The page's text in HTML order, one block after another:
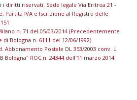
diritti riservati. Sede legale Via Eritrea 21 -
Partita IVA e Iscrizione al Registro delle
n. 71 del 05/03/2014 (Precedentemente
Bologna n. 6111 del 12/06/1992)
Abbonamento Postale DL 353/2003 conv. L.
Bologna" ROC n. 24344 dell'11 marzo 2014